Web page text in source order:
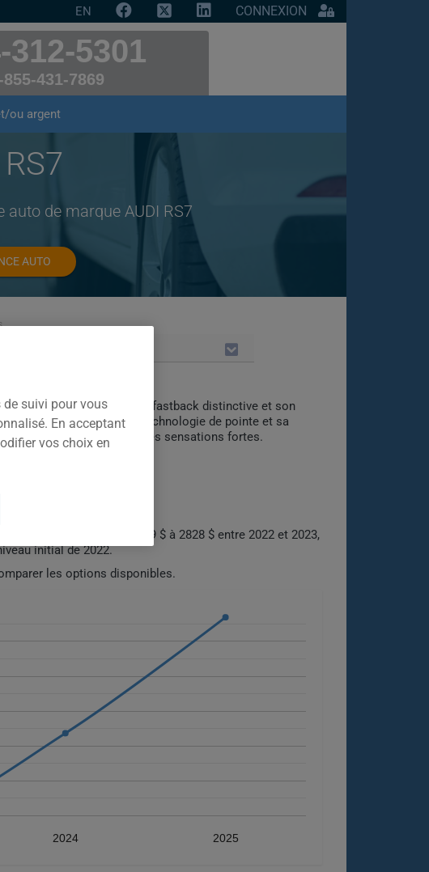
EN CONNEXION
312-5301
855-431-7869
ou argent
de marque AUDI RS7
AUTO
Avec sa silhouette fastback distinctive et son
Son intérieur raffiné, sa technologie de pointe et sa
sans compromettre les sensations fortes.
significative de 3519 $ à 2828 $ entre 2022 et 2023,
initial de 2022.
les options disponibles.
2024 2025
de suivi pour vous
En acceptant
vos choix en